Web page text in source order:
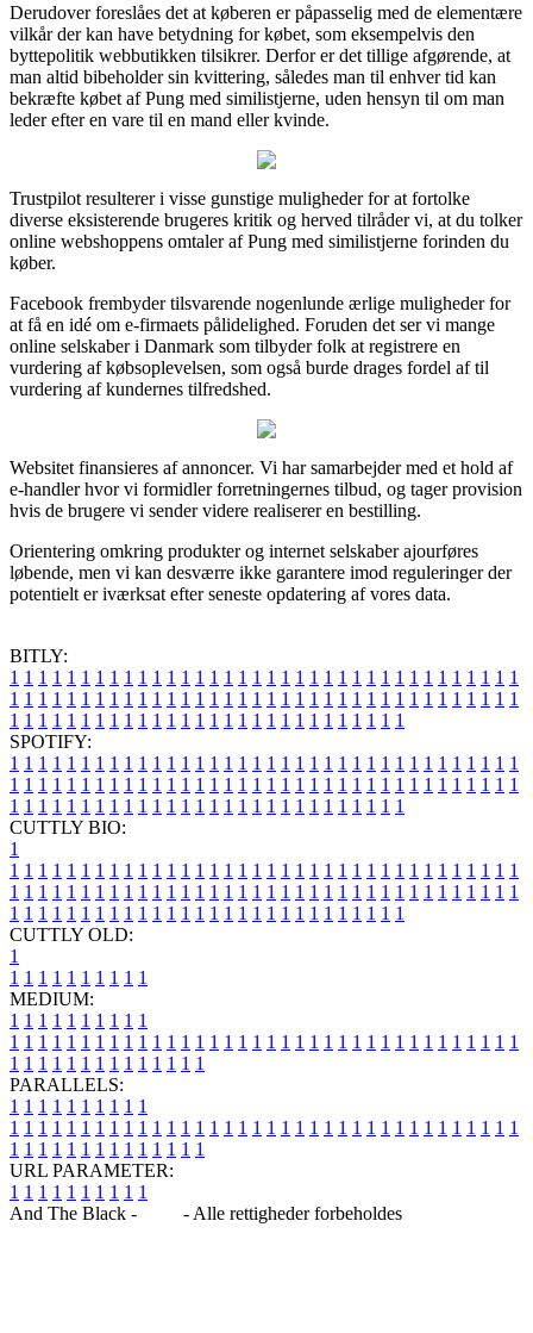
Derudover foreslåes det at køberen er påpasselig med de elementære
vilkår der kan have betydning for købet, som eksempelvis den
byttepolitik webbutikken tilsikrer. Derfor er det tillige afgørende, at
man altid bibeholder sin kvittering, således man til enhver tid kan
bekræfte købet af Pung med similistjerne, uden hensyn til om man
leder efter en vare til en mand eller kvinde.
Trustpilot resulterer i visse gunstige muligheder for at fortolke
diverse eksisterende brugeres kritik og herved tilråder vi, at du tolker
online webshoppens omtaler af Pung med similistjerne forinden du
køber.
Facebook frembyder tilsvarende nogenlunde ærlige muligheder for
at få en idé om e-firmaets pålidelighed. Foruden det ser vi mange
online selskaber i Danmark som tilbyder folk at registrere en
vurdering af købsoplevelsen, som også burde drages fordel af til
vurdering af kundernes tilfredshed.
Websitet finansieres af annoncer. Vi har samarbejder med et hold af
e-handler hvor vi formidler forretningernes tilbud, og tager provision
hvis de brugere vi sender videre realiserer en bestilling.
Orientering omkring produkter og internet selskaber ajourføres
løbende, men vi kan desværre ikke garantere imod reguleringer der
potentielt er iværksat efter seneste opdatering af vores data.
BITLY:
1 1 1 1 1 1 1 1 1 1 1 1 1 1 1 1 1 1 1 1 1 1 1 1 1 1 1 1 1 1 1 1 1 1 1 1
1 1 1 1 1 1 1 1 1 1 1 1 1 1 1 1 1 1 1 1 1 1 1 1 1 1 1 1 1 1 1 1 1 1 1 1
1 1 1 1 1 1 1 1 1 1 1 1 1 1 1 1 1 1 1 1 1 1 1 1 1 1 1 1
SPOTIFY:
1 1 1 1 1 1 1 1 1 1 1 1 1 1 1 1 1 1 1 1 1 1 1 1 1 1 1 1 1 1 1 1 1 1 1 1
1 1 1 1 1 1 1 1 1 1 1 1 1 1 1 1 1 1 1 1 1 1 1 1 1 1 1 1 1 1 1 1 1 1 1 1
1 1 1 1 1 1 1 1 1 1 1 1 1 1 1 1 1 1 1 1 1 1 1 1 1 1 1 1
CUTTLY BIO:
1
1 1 1 1 1 1 1 1 1 1 1 1 1 1 1 1 1 1 1 1 1 1 1 1 1 1 1 1 1 1 1 1 1 1 1 1
1 1 1 1 1 1 1 1 1 1 1 1 1 1 1 1 1 1 1 1 1 1 1 1 1 1 1 1 1 1 1 1 1 1 1 1
1 1 1 1 1 1 1 1 1 1 1 1 1 1 1 1 1 1 1 1 1 1 1 1 1 1 1 1
CUTTLY OLD:
1
1 1 1 1 1 1 1 1 1 1
MEDIUM:
1 1 1 1 1 1 1 1 1 1
1 1 1 1 1 1 1 1 1 1 1 1 1 1 1 1 1 1 1 1 1 1 1 1 1 1 1 1 1 1 1 1 1 1 1 1
1 1 1 1 1 1 1 1 1 1 1 1 1 1
PARALLELS:
1 1 1 1 1 1 1 1 1 1
1 1 1 1 1 1 1 1 1 1 1 1 1 1 1 1 1 1 1 1 1 1 1 1 1 1 1 1 1 1 1 1 1 1 1 1
1 1 1 1 1 1 1 1 1 1 1 1 1 1
URL PARAMETER:
1 1 1 1 1 1 1 1 1 1
And The Black -
- Alle rettigheder forbeholdes